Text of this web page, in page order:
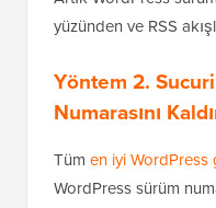
Artık WordPress
yüzünden ve RSS
Yöntem 2.
Numarasını